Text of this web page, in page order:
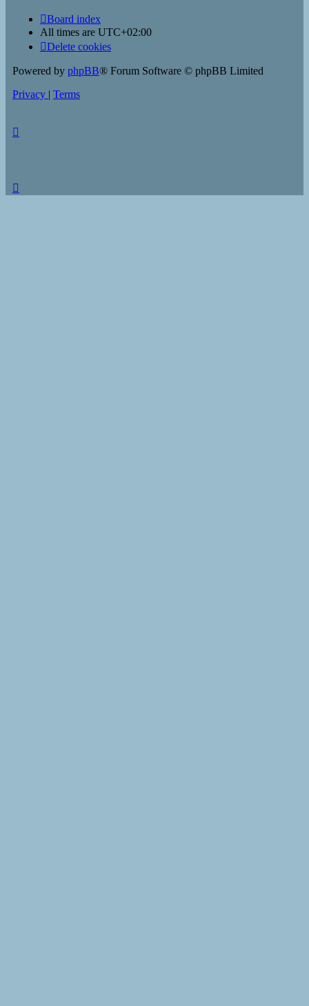
Board index
All times are UTC+02:00
Delete cookies
Powered by phpBB® Forum Software © phpBB Limited
Privacy | Terms